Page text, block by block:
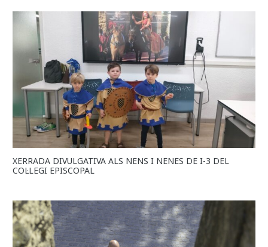
XERRADA DIVULGATIVA ALS NENS I NENES DE I-3 DEL
COL·LEGI EPISCOPAL